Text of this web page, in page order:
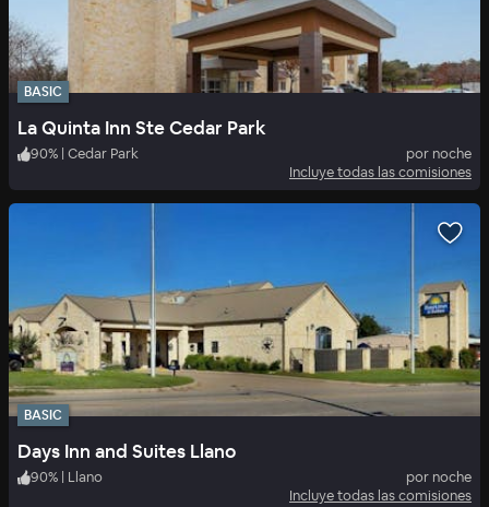
BASIC
La Quinta Inn Ste Cedar Park
90% | Cedar Park
por noche
Incluye todas las comisiones
BASIC
Days Inn and Suites Llano
90% | Llano
por noche
Incluye todas las comisiones